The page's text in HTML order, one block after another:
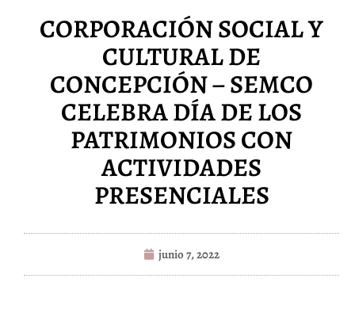
CORPORACIÓN SOCIAL Y
CULTURAL DE
CONCEPCIÓN – SEMCO
CELEBRA DÍA DE LOS
PATRIMONIOS CON
ACTIVIDADES
PRESENCIALES
junio 7, 2022